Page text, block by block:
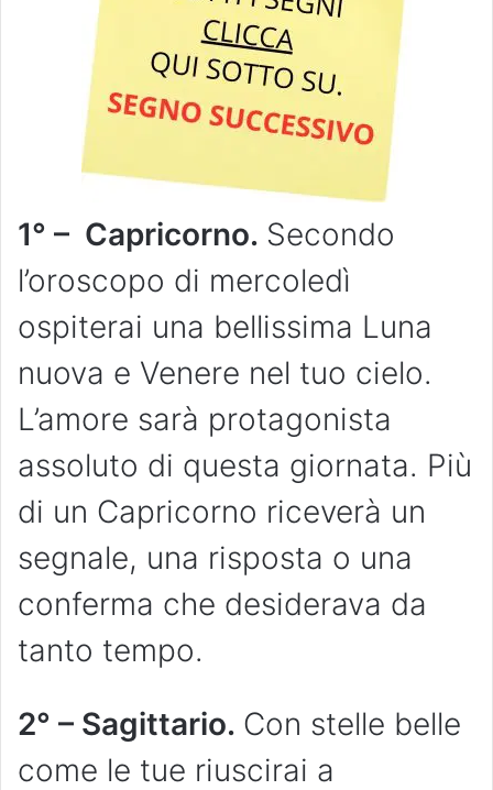
1° – Capricorno. Secondo
l’oroscopo di mercoledì
ospiterai una bellissima Luna
nuova e Venere nel tuo cielo.
L’amore sarà protagonista
assoluto di questa giornata. Più
di un Capricorno riceverà un
segnale, una risposta o una
conferma che desiderava da
tanto tempo.
2° – Sagittario. Con stelle belle
come le tue riuscirai a